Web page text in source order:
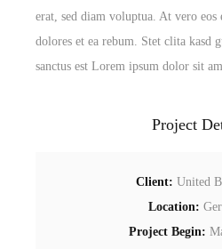
erat, sed diam voluptua. At vero eos
dolores et ea rebum. Stet clita kasd
sanctus est Lorem ipsum dolor sit
Project
Client: United
Location:
Project Begin: